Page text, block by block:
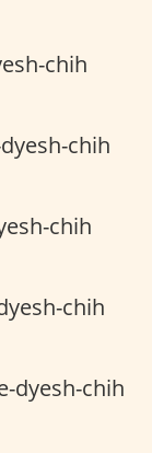
chih
chih
chih
chih
dyesh-chih